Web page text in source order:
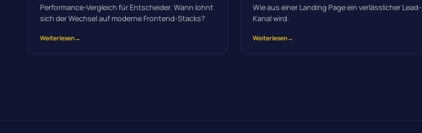
Performance-Vergleich für Entscheider. Wann lohnt
sich der Wechsel auf moderne Frontend-Stacks?
Weiterlesen→
Wie aus einer Landing Page ein verlässlicher Lead-
Kanal wird.
Weiterlesen→